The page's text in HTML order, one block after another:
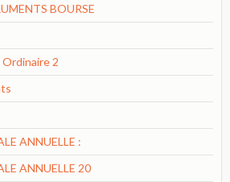
BOURSE
2
ANNUELLE :
ANNUELLE 20